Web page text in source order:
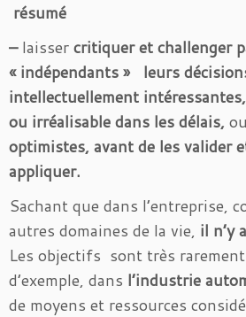
résumé
–laissercritiquer et challenger
« indépendants » leurs
intellectuellement
ou irréalisabledans les délais,
optimistes, avant de les valider
appliquer.
Sachant que dans l’entreprise,
autres domaines de la vie, il n’y
Les objectifs sont très
d’exemple, dans l’industrie
de moyens et ressources